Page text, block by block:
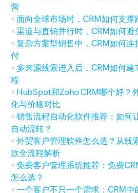
营
面向全球市场时，CRM如何支撑
渠道与直销并行时，CRM如何避
复杂方案型销售中，CRM如何连
付
多来源线索进入后，CRM如何建
程
HubSpot和Zoho CRM哪个好？
化与价格对比
销售流程自动化软件推荐：如何
自动流转？
外贸客户管理软件怎么选？从线
款全流程解析
免费客户管理系统推荐：免费
怎么选？
一个客户不只一个需求：CRM中